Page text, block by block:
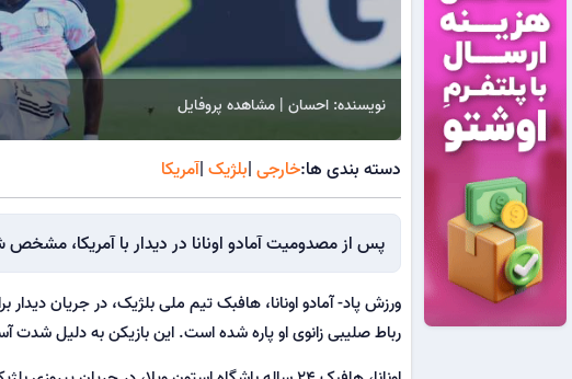
نویسنده: احسان | مشاهده پروفایل
دسته بندی ها:خارجی|بلژیک|آمریکا
پس از مصدومیت آمادو اونانا در دیدار با آمریکا،
ورزش پاد- آمادو اونانا، هافبک تیم ملی بلژیک، در جریان
رباط صلیبی زانوی او پاره شده است. این بازیکن به دلیل